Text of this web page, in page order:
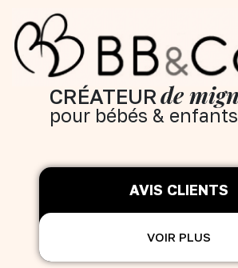
CRÉATEURde
pour bébés & enfants
AVIS CLIENTS
VOIR PLUS